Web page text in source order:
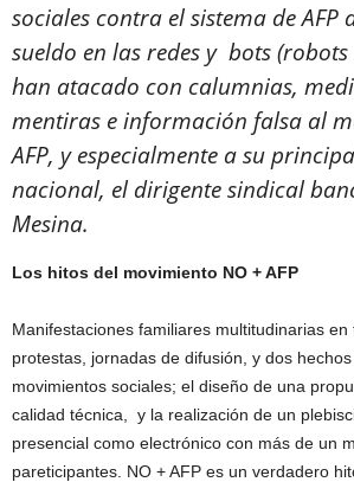
sociales contra el sistema de AFP
sueldo en las redes y bots (robots
han atacado con calumnias,
mentiras e información falsa al
AFP, y especialmente a su
nacional, el dirigente sindical
Mesina.
Los hitos del movimiento NO + AFP
Manifestaciones familiares multitudinarias
protestas, jornadas de difusión, y dos
movimientos sociales; el diseño de una
calidad técnica, y la realización de un
presencial como electrónico con más de un
pareticipantes. NO + AFP es un verdadero